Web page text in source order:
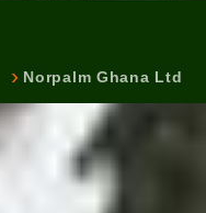
Norpalm Ghana Ltd